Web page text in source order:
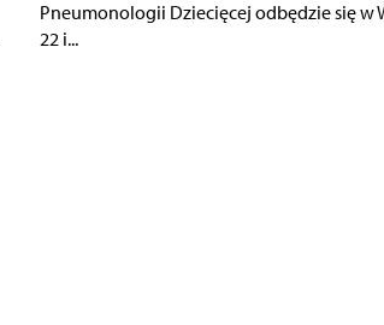
Pneumonologii Dziecięcej odbędzie się w
22 i...